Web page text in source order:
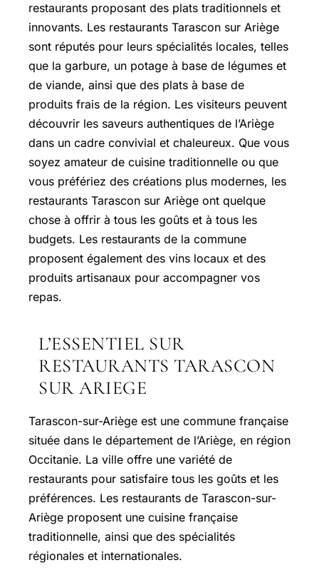
restaurants proposant des plats traditionnels et
innovants. Les restaurants Tarascon sur Ariège
sont réputés pour leurs spécialités locales, telles
que la garbure, un potage à base de légumes et
de viande, ainsi que des plats à base de
produits frais de la région. Les visiteurs peuvent
découvrir les saveurs authentiques de l’Ariège
dans un cadre convivial et chaleureux. Que vous
soyez amateur de cuisine traditionnelle ou que
vous préfériez des créations plus modernes, les
restaurants Tarascon sur Ariège ont quelque
chose à offrir à tous les goûts et à tous les
budgets. Les restaurants de la commune
proposent également des vins locaux et des
produits artisanaux pour accompagner vos
repas.
L’ESSENTIEL SUR
RESTAURANTS TARASCON
SUR ARIEGE
Tarascon-sur-Ariège est une commune française
située dans le département de l’Ariège, en région
Occitanie. La ville offre une variété de
restaurants pour satisfaire tous les goûts et les
préférences. Les restaurants de Tarascon-sur-
Ariège proposent une cuisine française
traditionnelle, ainsi que des spécialités
régionales et internationales.